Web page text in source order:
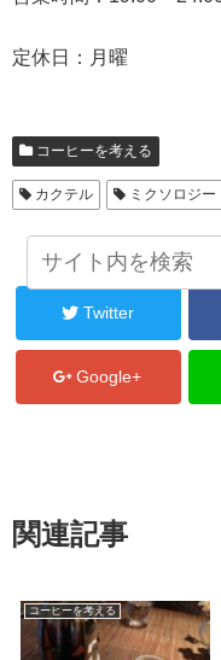
定休日：月曜
コーヒーを考える
カクテル ミクソロジー
Twitter
Google+
関連記事
コーヒーを考える